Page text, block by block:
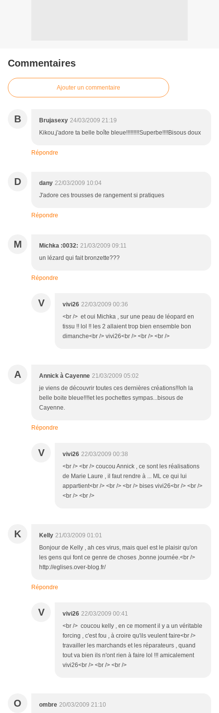
Commentaires
Ajouter un commentaire
B Brujasexy 24/03/2009 21:19
Kikou,j'adore ta belle boîte bleue!!!!!!!!!Superbe!!!!Bisous doux
Répondre
D dany 22/03/2009 10:04
J'adore ces trousses de rangement si pratiques
Répondre
M Michka :0032: 21/03/2009 09:11
un lézard qui fait bronzette???
Répondre
V vivi26 22/03/2009 00:36
<br /> et oui Michka , sur une peau de léopard en
tissu !! lol !! les 2 allaient trop bien ensemble bon
dimanche<br /> vivi26<br /> <br /> <br />
A Annick à Cayenne 21/03/2009 05:02
je viens de découvrir toutes ces dernières créations!!!oh la
belle boite bleue!!!!et les pochettes sympas...bisous de
Cayenne.
Répondre
V vivi26 22/03/2009 00:38
<br /> <br /> coucou Annick , ce sont les réalisations
de Marie Laure , il faut rendre à ... ML ce qui lui
appartient<br /> <br /> <br /> bises vivi26<br /> <br />
<br /> <br />
K Kelly 21/03/2009 01:01
Bonjour de Kelly , ah ces virus, mais quel est le plaisir qu'on
les gens qui font ce genre de choses ,bonne journée.<br />
http://eglises.over-blog.fr/
Répondre
V vivi26 22/03/2009 00:41
<br /> coucou kelly , en ce moment il y a un véritable
forcing , c'est fou , à croire qu'ils veulent faire<br />
travailler les marchands et les réparateurs , quand
tout va bien ils n'ont rien à faire lol !!! amicalement
vivi26<br /> <br /> <br />
O ombre 20/03/2009 21:10